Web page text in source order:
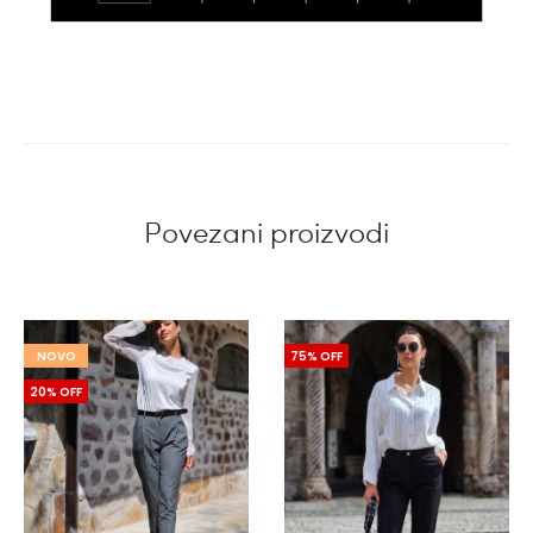
Povezani proizvodi
NOVO
20% OFF
75% OFF